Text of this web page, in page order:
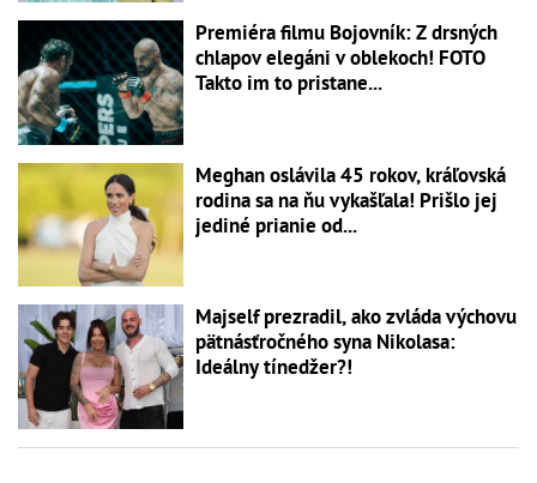
Premiéra filmu Bojovník: Z drsných
chlapov elegáni v oblekoch! FOTO
Takto im to pristane...
Meghan oslávila 45 rokov, kráľovská
rodina sa na ňu vykašľala! Prišlo jej
jediné prianie od...
Majself prezradil, ako zvláda výchovu
pätnásťročného syna Nikolasa:
Ideálny tínedžer?!